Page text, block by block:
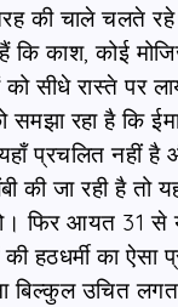
की चाले चलते रहे
कि काश, कोई
को सीधे रास्ते पर
रहा है कि
यहाँ प्रचलित नहीं
की जा रही है तो
फिर आयत 31 से
की हठधर्मी का ऐसा
बिल्कुल उचित